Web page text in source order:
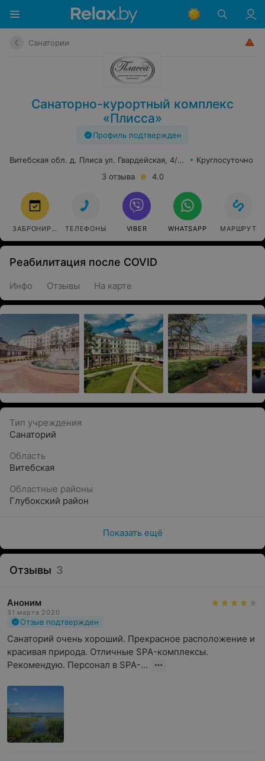
Санатории
Санаторно-курортный комплекс
«Плисса»
Профиль подтвержден
Витебская обл. д. Плиса ул. Гвардейская, 4/5, пом. 1Круглосуточно
3 отзыва
4.0
ЗАБРОНИРОВАТЬТЕЛЕФОНЫ VIBER WHATSAPP МАРШРУТ
Реабилитация после COVID
Инфо Отзывы На карте
Тип учреждения
Санаторий
Область
Витебская
Областные районы
Глубокский район
Показать ещё
Отзывы 3
Аноним
31 марта 2020
Отзыв подтвержден
Санаторий очень хороший. Прекрасное расположение и
красивая природа. Отличные SPA-комплексы.
Рекомендую. Персонал в SPA-...